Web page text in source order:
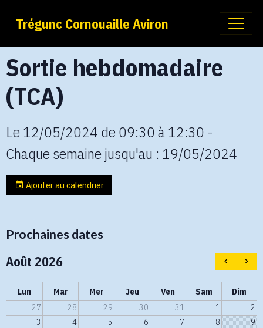
Trégunc Cornouaille Aviron
Sortie hebdomadaire
(TCA)
Le 12/05/2024 de 09:30à 12:30 -
Chaque semaine jusqu'au : 19/05/2024
Ajouter au calendrier
Prochaines dates
Août 2026
Lun Mar Mer Jeu Ven Sam
Dim
27
28 29 30 31 1
2
3
4 5 6 7 8
9